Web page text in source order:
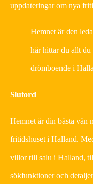
uppdateringar om nya
Hemnet är den
här hittar du allt
drömboende i
Slutord
Hemnet är din bästa vän
fritidshuset i Halland.
villor till salu i Halland,
sökfunktioner och